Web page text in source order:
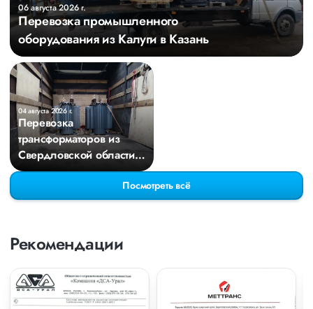
06 августа 2026 г.
Перевозка промышленного
оборудования из Калуги в Казань
04 августа 2026 г.
Перевозка
трансформаторов из
Свердловской области в
Киров
Посмотреть всё
Рекомендации